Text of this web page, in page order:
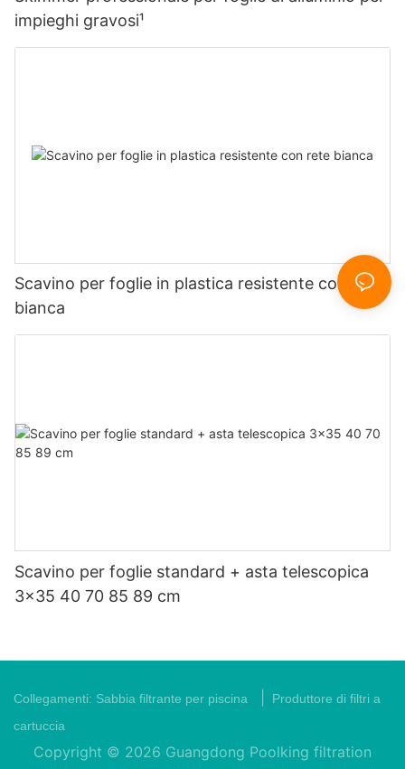
impieghi gravosi¹
Scavino per foglie in plastica resistente con rete
bianca
Scavino per foglie standard + asta telescopica
3x35 40 70 85 89 cm
Collegamenti: Sabbia filtrante per piscina
Produttore di filtri a
cartuccia
Copyright © 2026 Guangdong Poolking filtration